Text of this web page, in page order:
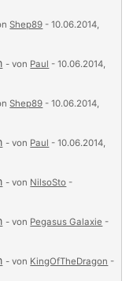
Shep89 - 10.06.2014,
- von Paul - 10.06.2014,
Shep89 - 10.06.2014,
- von Paul - 10.06.2014,
- von NilsoSto -
- von Pegasus Galaxie -
- von KingOfTheDragon -